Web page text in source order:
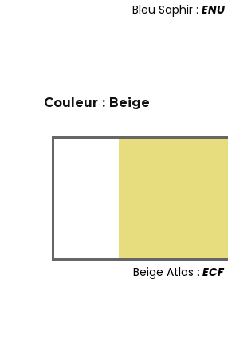
Bleu Saphir : ENU
Couleur : Beige
Beige Atlas : ECF